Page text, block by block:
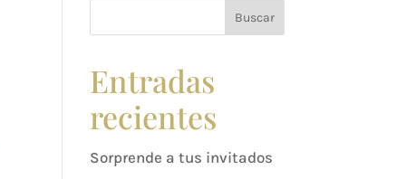
Buscar
Entradas
recientes
Sorprende a tus invitados